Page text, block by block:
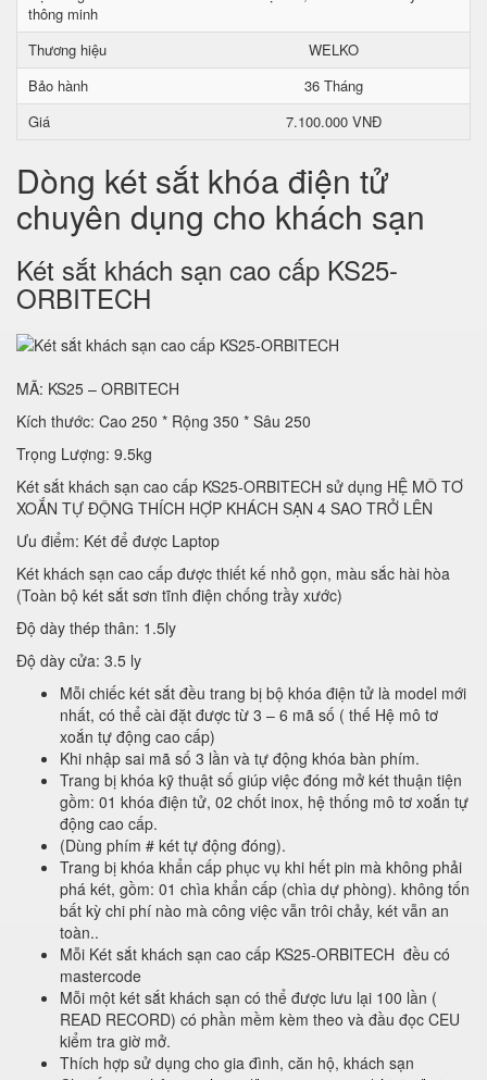
thông minh
Thương hiệu
WELKO
Bảo hành
36 Tháng
Giá
7.100.000 VNĐ
Dòng két sắt khóa điện tử
chuyên dụng cho khách sạn
Két sắt khách sạn cao cấp KS25-
ORBITECH
MÃ: KS25 – ORBITECH
Kích thước: Cao 250 * Rộng 350 * Sâu 250
Trọng Lượng: 9.5kg
Két sắt khách sạn cao cấp KS25-ORBITECH sử dụng HỆ MÔ TƠ
XOẮN TỰ ĐỘNG THÍCH HỢP KHÁCH SẠN 4 SAO TRỞ LÊN
Ưu điểm: Két để được Laptop
Két khách sạn cao cấp được thiết kế nhỏ gọn, màu sắc hài hòa
(Toàn bộ két sắt sơn tĩnh điện chống trầy xước)
Độ dày thép thân: 1.5ly
Độ dày cửa: 3.5 ly
Mỗi chiếc két sắt đều trang bị bộ khóa điện tử là model mới
nhất, có thể cài đặt được từ 3 – 6 mã số ( thế Hệ mô tơ
xoắn tự động cao cấp)
Khi nhập sai mã số 3 lần và tự động khóa bàn phím.
Trang bị khóa kỹ thuật số giúp việc đóng mở két thuận tiện
gồm: 01 khóa điện tử, 02 chốt inox, hệ thống mô tơ xoắn tự
động cao cấp.
(Dùng phím # két tự động đóng).
Trang bị khóa khẩn cấp phục vụ khi hết pin mà không phải
phá két, gồm: 01 chìa khẩn cấp (chìa dự phòng). không tốn
bất kỳ chi phí nào mà công việc vẫn trôi chảy, két vẫn an
toàn..
Mỗi Két sắt khách sạn cao cấp KS25-ORBITECH đều có
mastercode
Mỗi một két sắt khách sạn có thể được lưu lại 100 lần (
READ RECORD) có phần mềm kèm theo và đầu đọc CEU
kiểm tra giờ mở.
Thích hợp sử dụng cho gia đình, căn hộ, khách sạn